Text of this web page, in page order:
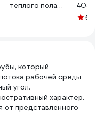
теплого пола
5
который
рабочей среды
угол.
характер.
от представленного